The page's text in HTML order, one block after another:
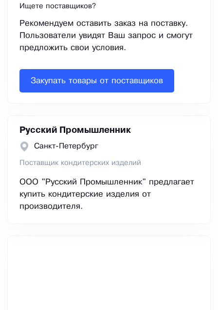
Ищете поставщиков?
Рекомендуем оставить заказ на поставку.
Пользователи увидят Ваш запрос и смогут
предложить свои условия.
Закупать товары от поставщиков
Русский Промышленник
Санкт-Петербург
Поставщик кондитерских изделий
ООО "Русский Промышленник" предлагает
купить кондитерские изделия от
производителя.